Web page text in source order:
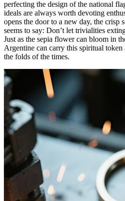
perfecting the design of the national
ideals are always worth devoting
opens the door to a new day, the crisp
seems to say: Don’t let trivialities
Just as the sepia flower can bloom in
Argentine can carry this spiritual
the folds of the times.